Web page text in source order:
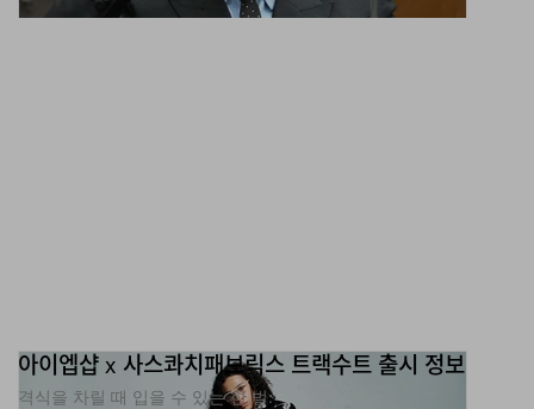
아이엡샵 x 사스콰치패브릭스 트랙수트 출시 정보
격식을 차릴 때 입을 수 있는 한 벌.